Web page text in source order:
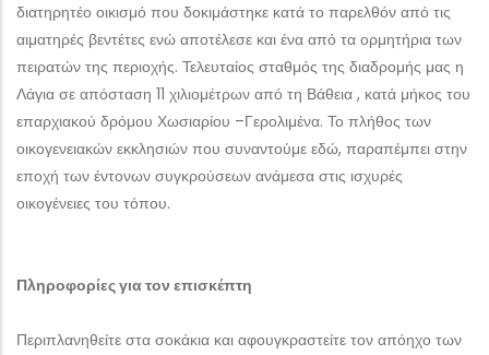
διατηρητέο οικισμό που δοκιμάστηκε κατά το παρελθόν από τις
αιματηρές βεντέτες ενώ αποτέλεσε και ένα από τα ορμητήρια των
πειρατών της περιοχής. Τελευταίος σταθμός της διαδρομής μας η
Λάγια σε απόσταση 11 χιλιομέτρων από τη Βάθεια , κατά μήκος του
επαρχιακού δρόμου Χωσιαρίου –Γερολιμένα. Το πλήθος των
οικογενειακών εκκλησιών που συναντούμε εδώ, παραπέμπει στην
εποχή των έντονων συγκρούσεων ανάμεσα στις ισχυρές
οικογένειες του τόπου.
Πληροφορίες για τον επισκέπτη
Περιπλανηθείτε στα σοκάκια και αφουγκραστείτε τον απόηχο των